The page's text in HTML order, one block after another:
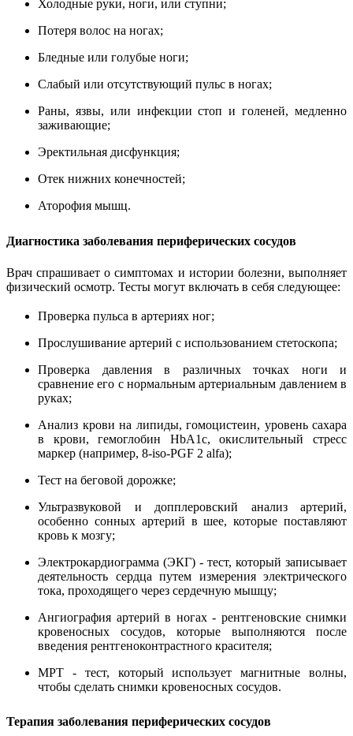
Холодные руки, ноги, или ступни;
Потеря волос на ногах;
Бледные или голубые ноги;
Слабый или отсутствующий пульс в ногах;
Раны, язвы, или инфекции стоп и голеней, медленно
заживающие;
Эректильная дисфункция;
Отек нижних конечностей;
Аторофия мышц.
Диагностика заболевания периферических сосудов
Врач спрашивает о симптомах и истории болезни, выполняет
физический осмотр. Тесты могут включать в себя следующее:
Проверка пульса в артериях ног;
Прослушивание артерий с использованием стетоскопа;
Проверка давления в различных точках ноги и
сравнение его с нормальным артериальным давлением в
руках;
Анализ крови на липиды, гомоцистеин, уровень сахара
в крови, гемоглобин HbA1c, окислительный стресс
маркер (например, 8-iso-PGF 2 alfa);
Тест на беговой дорожке;
Ультразвуковой и допплеровский анализ артерий,
особенно сонных артерий в шее, которые поставляют
кровь к мозгу;
Электрокардиограмма (ЭКГ) - тест, который записывает
деятельность сердца путем измерения электрического
тока, проходящего через сердечную мышцу;
Ангиография артерий в ногах - рентгеновские снимки
кровеносных сосудов, которые выполняются после
введения рентгеноконтрастного красителя;
МРТ - тест, который использует магнитные волны,
чтобы сделать снимки кровеносных сосудов.
Терапия заболевания периферических сосудов